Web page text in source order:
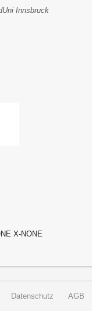
Innsbruck
X-NONE
Datenschutz AGB